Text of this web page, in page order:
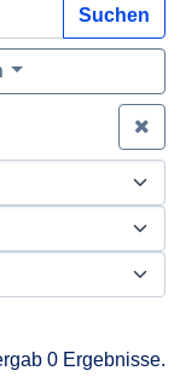
Suchen
0 Ergebnisse.